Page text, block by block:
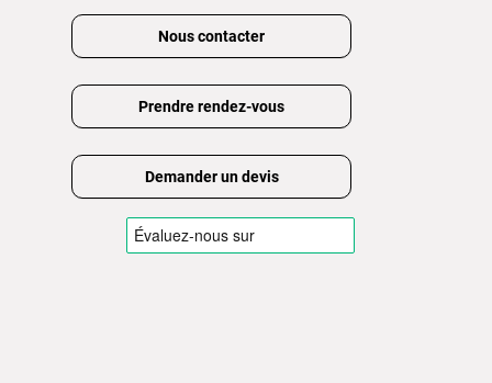
Nous contacter
Prendre rendez-vous
Demander un devis